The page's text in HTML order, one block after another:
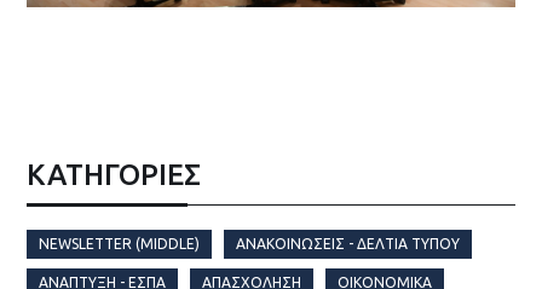
ΚΑΤΗΓΟΡΙΕΣ
NEWSLETTER (MIDDLE) ΑΝΑΚΟΙΝΏΣΕΙΣ - ΔΕΛΤΊΑ ΤΎΠΟΥ
ΑΝΆΠΤΥΞΗ - ΕΣΠΑ ΑΠΑΣΧΌΛΗΣΗ ΟΙΚΟΝΟΜΙΚΆ